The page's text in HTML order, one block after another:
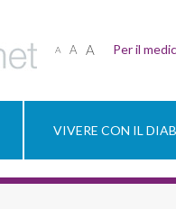
A A A Per il
VIVERE CON IL